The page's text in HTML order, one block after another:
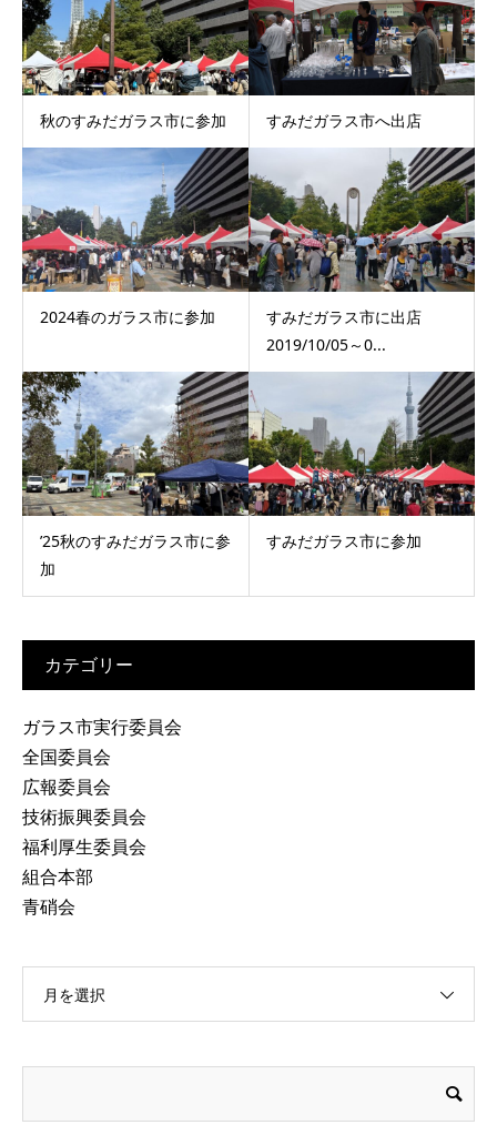
秋のすみだガラス市に参加 すみだガラス市へ出店
2024春のガラス市に参加
すみだガラス市に出店
2019/10/05～0...
’25秋のすみだガラス市に参
加
すみだガラス市に参加
カテゴリー
ガラス市実行委員会
全国委員会
広報委員会
技術振興委員会
福利厚生委員会
組合本部
青硝会
月を選択